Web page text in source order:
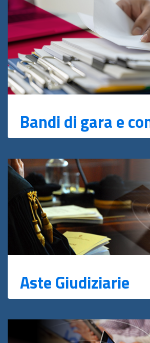
Bandi di gara e
Aste Giudiziarie